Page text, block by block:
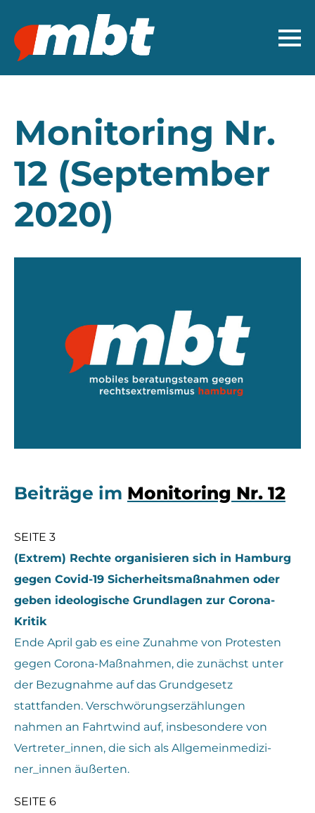
Monitoring Nr.
12 (September
2020)
Beiträge im Monitoring Nr. 12
SEITE 3
(Extrem) Rechte organisieren sich in Hamburg
gegen Covid-19 Sicherheitsmaßnahmen oder
geben ideologische Grundlagen zur Corona-
Kritik
Ende April gab es eine Zunahme von Protesten
gegen Corona-Maßnahmen, die zunächst unter
der Bezugnahme auf das Grundgesetz
stattfanden. Verschwörungserzählungen
nahmen an Fahrtwind auf, insbesondere von
Vertreter_innen, die sich als Allgemeinmedizi-
ner_innen äußerten.
SEITE 6